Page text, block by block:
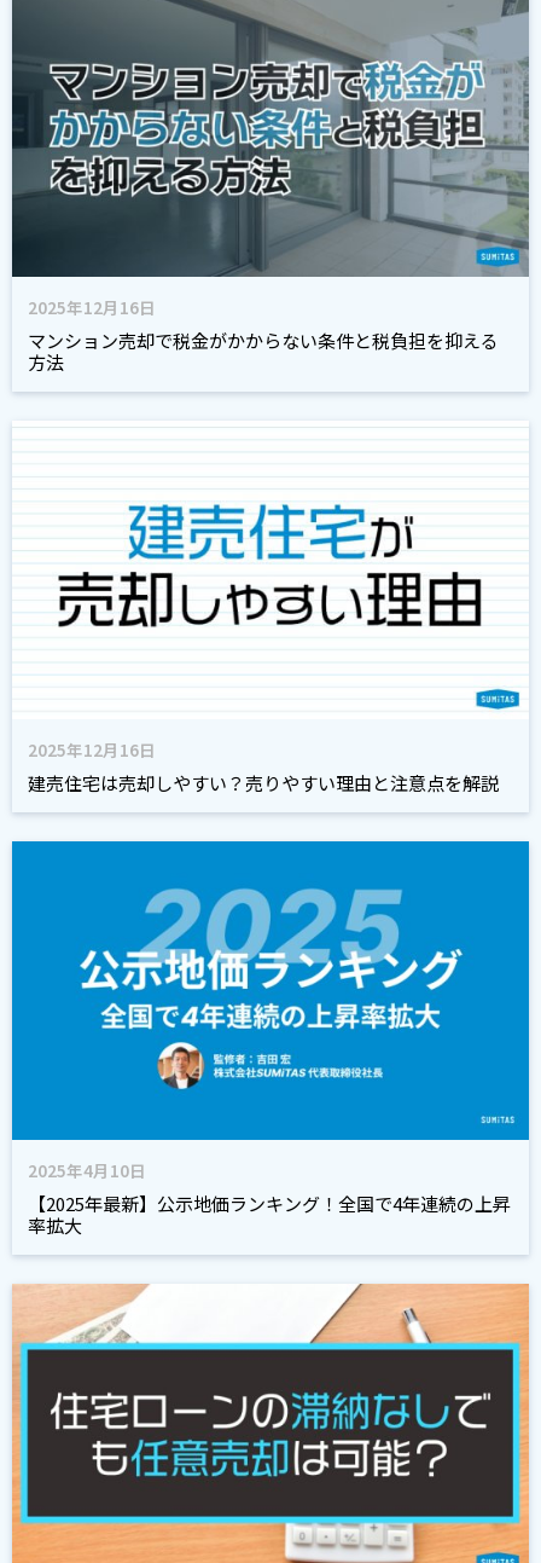
2025年12月16日
マンション売却で税金がかからない条件と税負担を抑える
方法
2025年12月16日
建売住宅は売却しやすい？売りやすい理由と注意点を解説
2025年4月10日
【2025年最新】公示地価ランキング！全国で4年連続の上昇
率拡大